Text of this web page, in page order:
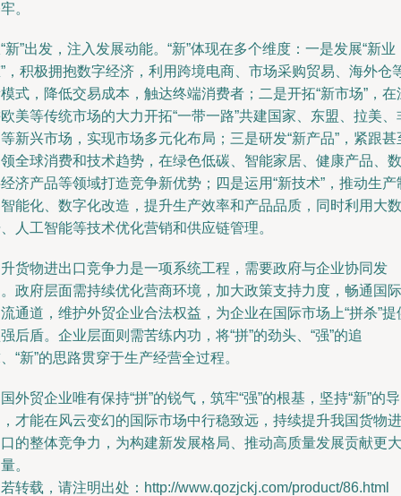
。
新”出发，注入发展动能。“新”体现在多个维度：一是发展“新业
，积极拥抱数字经济，利用跨境电商、市场采购贸易、海外仓
式，降低交易成本，触达终端消费者；二是开拓“新市场”，在
美等传统市场的大力开拓“一带一路”共建国家、东盟、拉美、
新兴市场，实现市场多元化布局；三是研发“新产品”，紧跟甚
全球消费和技术趋势，在绿色低碳、智能家居、健康产品、数
济产品等领域打造竞争新优势；四是运用“新技术”，推动生产
能化、数字化改造，提升生产效率和产品品质，同时利用大数
人工智能等技术优化营销和供应链管理。
货物进出口竞争力是一项系统工程，需要政府与企业协同发
政府层面需持续优化营商环境，加大政策支持力度，畅通国际
通道，维护外贸企业合法权益，为企业在国际市场上“拼杀”提
后盾。企业层面则需苦练内功，将“拼”的劲头、“强”的追
“新”的思路贯穿于生产经营全过程。
外贸企业唯有保持“拼”的锐气，筑牢“强”的根基，坚持“新”的导
才能在风云变幻的国际市场中行稳致远，持续提升我国货物进
的整体竞争力，为构建新发展格局、推动高质量发展贡献更大
。
转载，请注明出处：http://www.qozjckj.com/product/86.html